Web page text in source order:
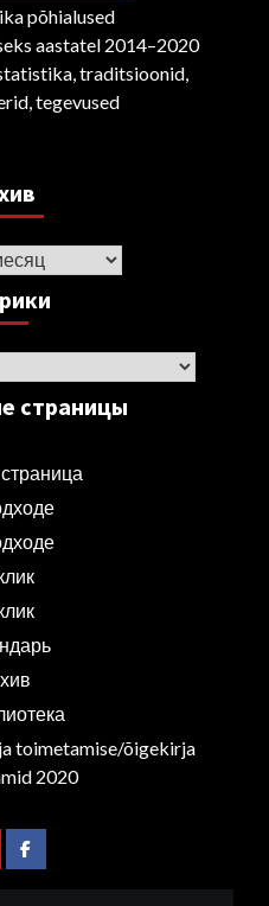
põhialused
aastatel 2014–2020
traditsioonid,
tegevused
страницы
toimetamise/õigekirja
2020
Facebook